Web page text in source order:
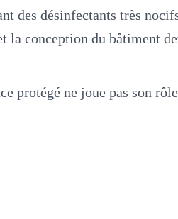
des désinfectants très
la conception du bâtiment
protégé ne joue pas son